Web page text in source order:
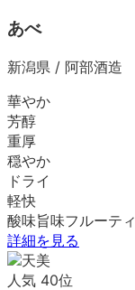
あべ
新潟県 / 阿部酒造
華やか
芳醇
重厚
穏やか
ドライ
軽快
酸味旨味フルーティ
詳細を見る
人気 40位